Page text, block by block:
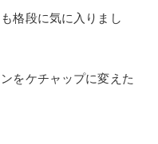
格段に気に入りまし
をケチャップに変えた